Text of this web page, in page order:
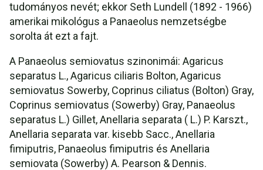
tudományos nevét; ekkor Seth Lundell (1892 - 1966)
amerikai mikológus a Panaeolus nemzetségbe
sorolta át ezt a fajt.
A Panaeolus semiovatus szinonimái: Agaricus
separatus L., Agaricus ciliaris Bolton, Agaricus
semiovatus Sowerby, Coprinus ciliatus (Bolton) Gray,
Coprinus semiovatus (Sowerby) Gray, Panaeolus
separatus L.) Gillet, Anellaria separata ( L.) P. Karszt.,
Anellaria separata var. kisebb Sacc., Anellaria
fimiputris, Panaeolus fimiputris és Anellaria
semiovata (Sowerby) A. Pearson & Dennis.